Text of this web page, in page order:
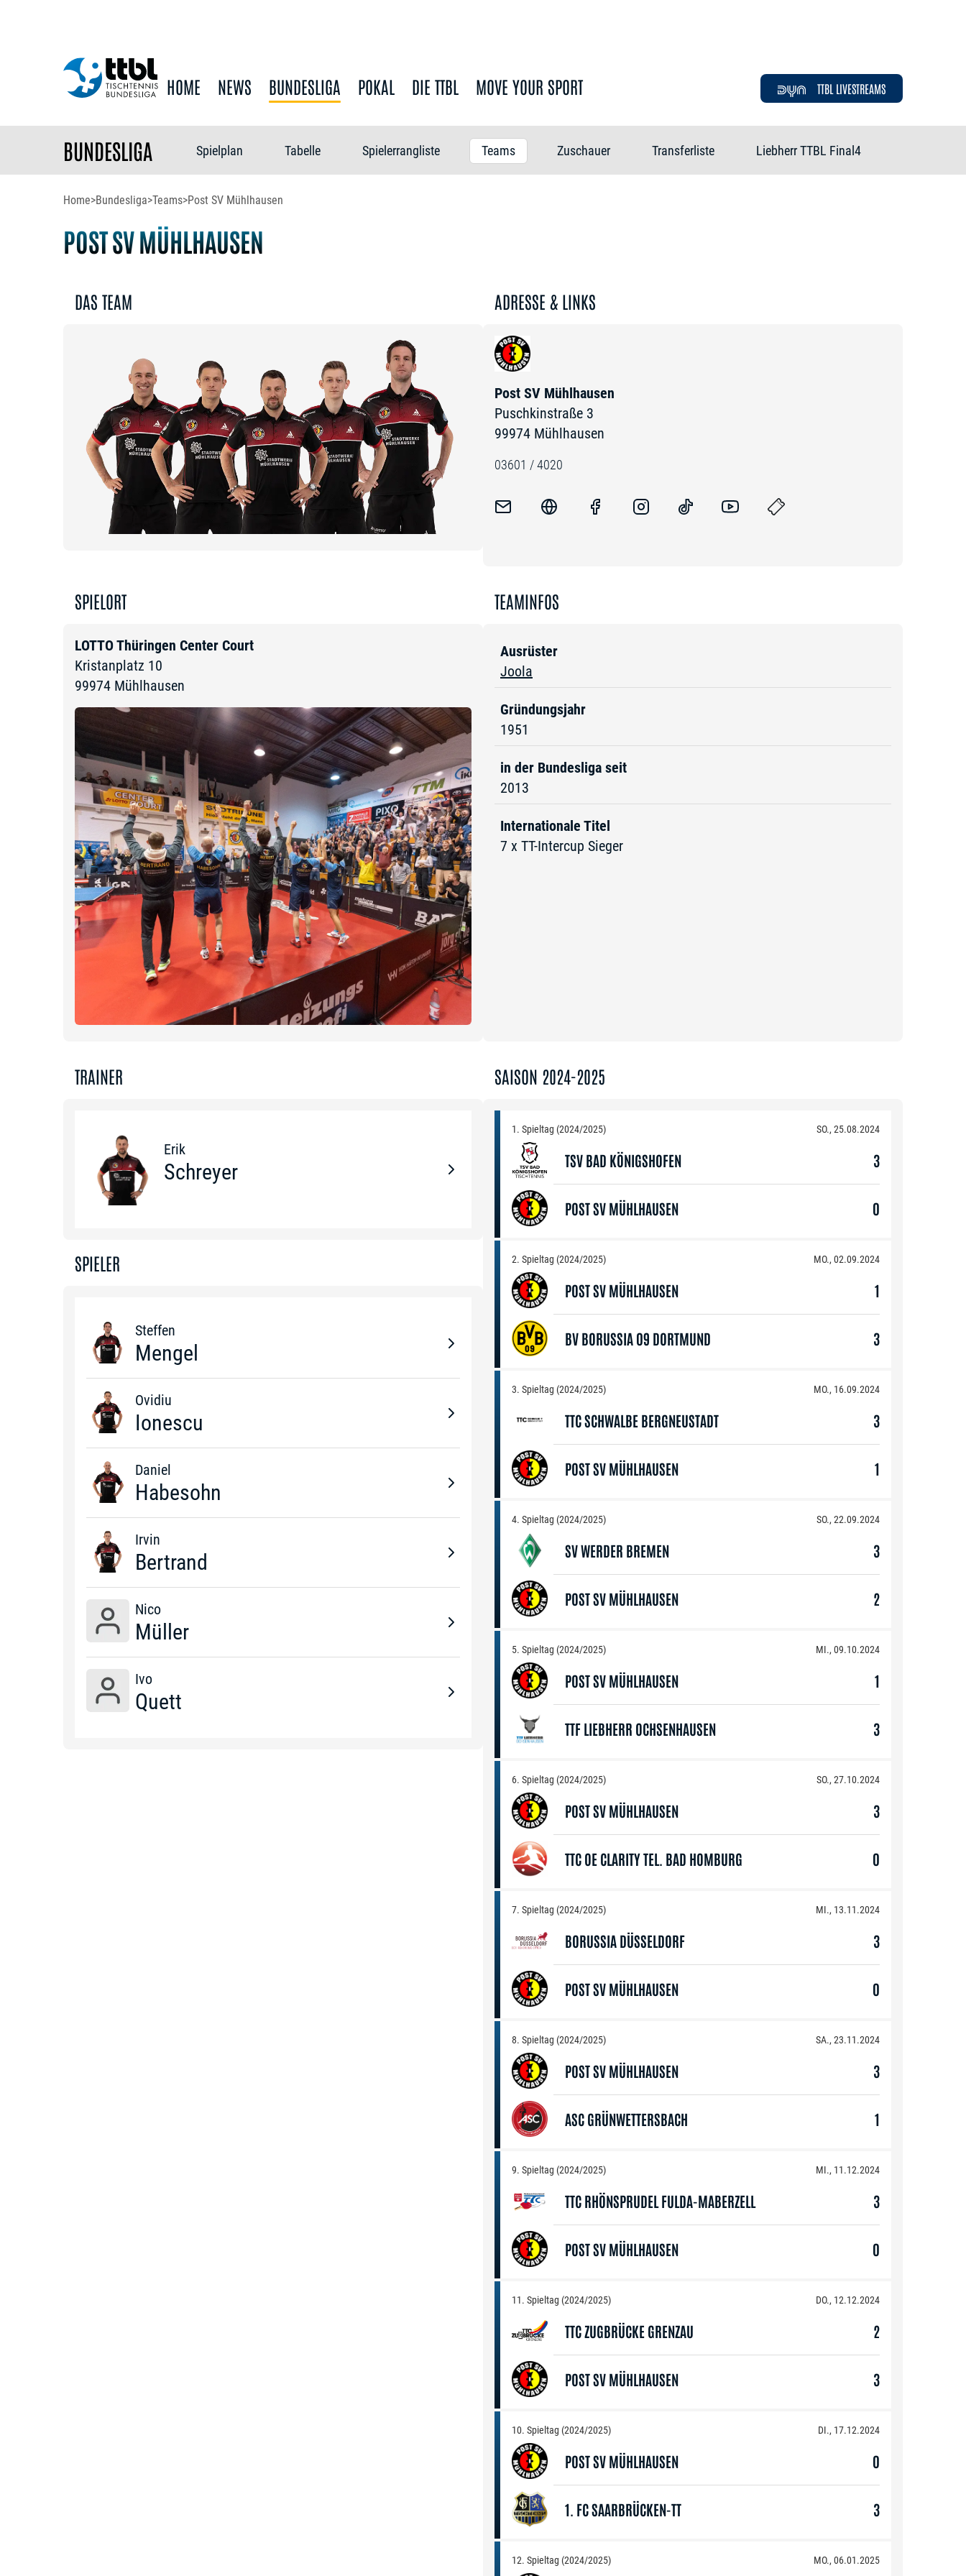
HOME NEWS BUNDESLIGA POKAL DIE TTBL MOVE YOUR SPORT TTBL LIVESTREAMS
BUNDESLIGA Spielplan Tabelle Spielerrangliste Teams Zuschauer Transferliste Liebherr TTBL Final4
Home>Bundesliga>Teams>Post SV Mühlhausen
POST SV MÜHLHAUSEN
DAS TEAM ADRESSE & LINKS
Post SV Mühlhausen
Puschkinstraße 3
99974 Mühlhausen
03601 / 4020
SPIELORT
LOTTO Thüringen Center Court
Kristanplatz 10
99974 Mühlhausen
TEAMINFOS
Ausrüster
Joola
Gründungsjahr
1951
in der Bundesliga seit
2013
Internationale Titel
7 x TT-Intercup Sieger
TRAINER
Erik
Schreyer
SPIELER
Steffen
Mengel
Ovidiu
Ionescu
Daniel
Habesohn
Irvin
Bertrand
Nico
Müller
Ivo
Quett
SAISON 2024-2025
1. Spieltag (2024/2025) SO., 25.08.2024
TSV BAD KÖNIGSHOFEN 3
POST SV MÜHLHAUSEN 0
2. Spieltag (2024/2025) MO., 02.09.2024
POST SV MÜHLHAUSEN 1
BV BORUSSIA 09 DORTMUND 3
3. Spieltag (2024/2025) MO., 16.09.2024
TTC SCHWALBE BERGNEUSTADT 3
POST SV MÜHLHAUSEN 1
4. Spieltag (2024/2025) SO., 22.09.2024
SV WERDER BREMEN 3
POST SV MÜHLHAUSEN 2
5. Spieltag (2024/2025) MI., 09.10.2024
POST SV MÜHLHAUSEN 1
TTF LIEBHERR OCHSENHAUSEN 3
6. Spieltag (2024/2025) SO., 27.10.2024
POST SV MÜHLHAUSEN 3
TTC OE CLARITY TEL. BAD HOMBURG 0
7. Spieltag (2024/2025) MI., 13.11.2024
BORUSSIA DÜSSELDORF 3
POST SV MÜHLHAUSEN 0
8. Spieltag (2024/2025) SA., 23.11.2024
POST SV MÜHLHAUSEN 3
ASC GRÜNWETTERSBACH 1
9. Spieltag (2024/2025) MI., 11.12.2024
TTC RHÖNSPRUDEL FULDA-MABERZELL 3
POST SV MÜHLHAUSEN 0
11. Spieltag (2024/2025) DO., 12.12.2024
TTC ZUGBRÜCKE GRENZAU 2
POST SV MÜHLHAUSEN 3
10. Spieltag (2024/2025) DI., 17.12.2024
POST SV MÜHLHAUSEN 0
1. FC SAARBRÜCKEN-TT 3
12. Spieltag (2024/2025) MO., 06.01.2025